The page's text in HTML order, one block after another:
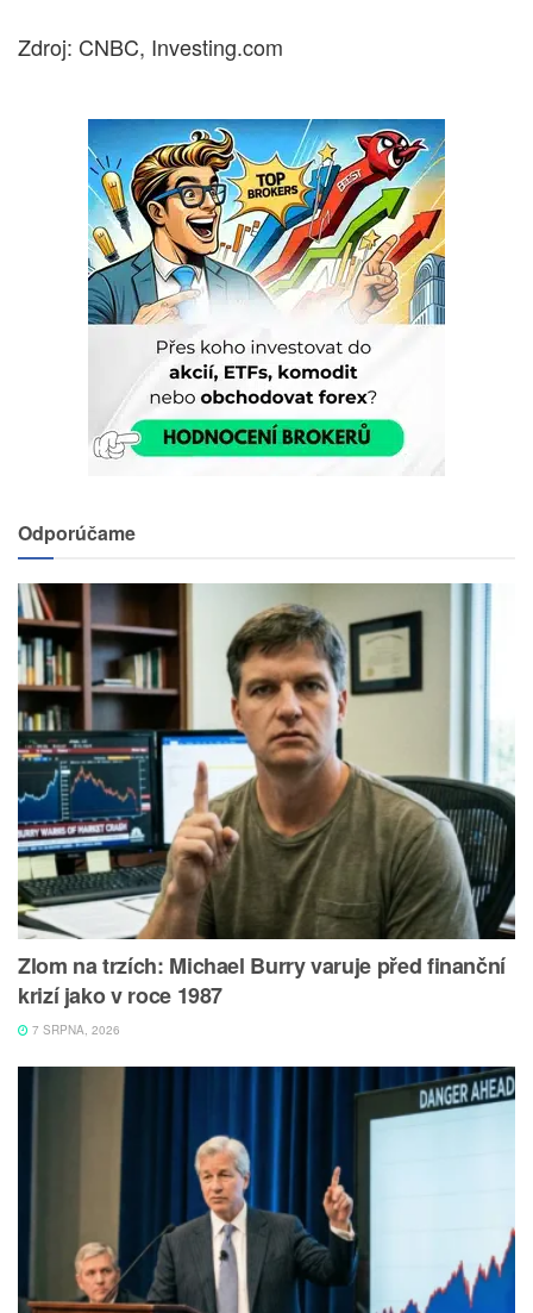
Zdroj: CNBC, Investing.com
Odporúčame
Zlom na trzích: Michael Burry varuje před finanční
krizí jako v roce 1987
7 SRPNA, 2026